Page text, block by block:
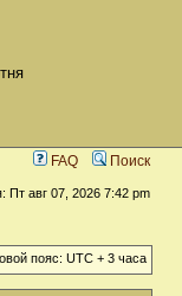
FAQ Поиск
Пт авг 07, 2026 7:42 pm
пояс: UTC + 3 часа